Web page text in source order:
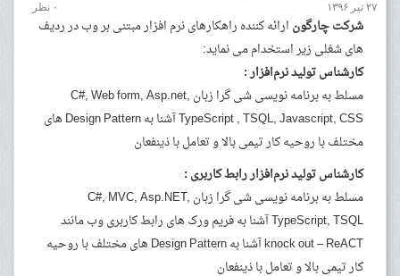
۲۷ تیر ۱۳۹۶ ۰ نظر
شرکت چارگون ارائه کننده راهکارهای نرم افزار مبتنی بر وب در ردیف
های شغلی زیر استخدام می نماید:
کارشناس تولید نرم‌افزار :
مسلط به برنامه نویسی شی گرا زبان C#, Web form, Asp.net,
TypeScript , TSQL, Javascript, CSS آشنا به Design Pattern های
مختلف با روحیه کار تیمی بالا و تعامل با ذینفعان
کارشناس تولید نرم‌افزار رابط کاربری :
مسلط به برنامه نویسی شی گرا زبان C#, MVC, Asp.NET,
TypeScript, TSQL آشنا به فریم ورک های رابط کاربری وب مانند
knock out – ReACT آشنا به Design Pattern های مختلف با روحیه
کار تیمی بالا و تعامل با ذینفعان